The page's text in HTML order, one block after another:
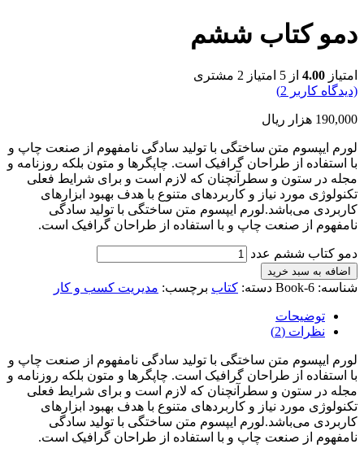
دمو کتاب ششم
امتیاز 4.00 از 5 امتیاز 2 مشتری
(دیدگاه کاربر 2
)
190,000 هزار ریال
لورم ایپسوم متن ساختگی با تولید سادگی نامفهوم از صنعت چاپ و
با استفاده از طراحان گرافیک است. چاپگرها و متون بلکه روزنامه و
مجله در ستون و سطرآنچنان که لازم است و برای شرایط فعلی
تکنولوژی مورد نیاز و کاربردهای متنوع با هدف بهبود ابزارهای
کاربردی می‌باشد.لورم ایپسوم متن ساختگی با تولید سادگی
نامفهوم از صنعت چاپ و با استفاده از طراحان گرافیک است.
دمو کتاب ششم عدد
اضافه به سبد خرید
شناسه: Book-6 دسته: کتاب برچسب: مدیریت کسب و کار
توضیحات
نظرات (2)
لورم ایپسوم متن ساختگی با تولید سادگی نامفهوم از صنعت چاپ و
با استفاده از طراحان گرافیک است. چاپگرها و متون بلکه روزنامه و
مجله در ستون و سطرآنچنان که لازم است و برای شرایط فعلی
تکنولوژی مورد نیاز و کاربردهای متنوع با هدف بهبود ابزارهای
کاربردی می‌باشد.لورم ایپسوم متن ساختگی با تولید سادگی
نامفهوم از صنعت چاپ و با استفاده از طراحان گرافیک است.